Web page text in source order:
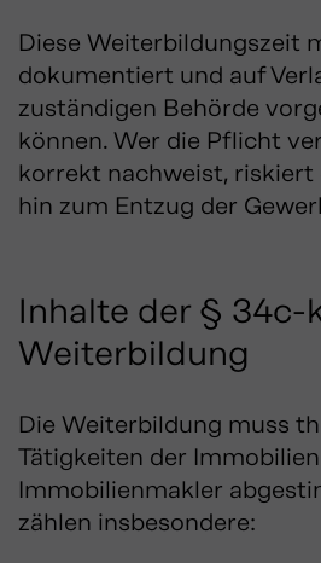
Diese Weiterbildungszeit
dokumentiert und auf
zuständigen Behörde
können. Wer die Pflicht
korrekt nachweist, riskiert
hin zum Entzug der
Inhalte der § 34c-
Weiterbildung
Die Weiterbildung muss
Tätigkeiten der
Immobilienmakler
zählen insbesondere: